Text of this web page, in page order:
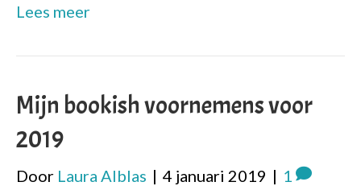
Lees meer
Mijn bookish voornemens voor
2019
Door Laura Alblas | 4 januari 2019 | 1